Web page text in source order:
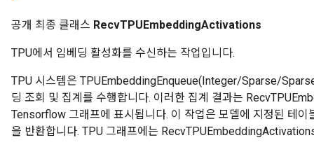
공개 최종 클래스 RecvTPUEmbeddingActivations
TPU에서 임베딩 활성화를 수신하는 작업입니다.
TPU 시스템은 TPUEmbeddingEnqueue(Integer/Sparse/
딩 조회 및 집계를 수행합니다. 이러한 집계 결과는
Tensorflow 그래프에 표시됩니다. 이 작업은 모델에 지정된 테
을 반환합니다. TPU 그래프에는